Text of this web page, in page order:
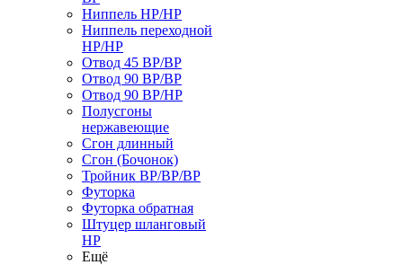
Ниппель НР/НР
Ниппель переходной
НР/НР
Отвод 45 ВР/ВР
Отвод 90 ВР/ВР
Отвод 90 ВР/НР
Полусгоны
нержавеющие
Сгон длинный
Сгон (Бочонок)
Тройник ВР/ВР/ВР
Футорка
Футорка обратная
Штуцер шланговый
НР
Ещё